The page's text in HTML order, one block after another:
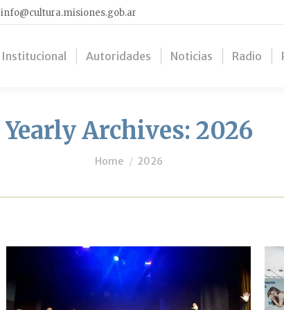
info@cultura.misiones.gob.ar
Institucional Autoridades Noticias Radio
Yearly Archives: 2026
You are here:
Home 2026